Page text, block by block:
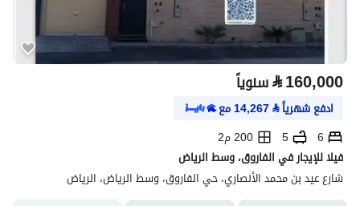
⃁160,000 سنوياً
ادفع شهرياً⃁
14,267مع
6
5
200 م2
فيلا للإيجار في الفاروق، وسط الرياض
شارع عيد بن محمد الأنصاري، حي الفاروق، وسط الرياض، الرياض